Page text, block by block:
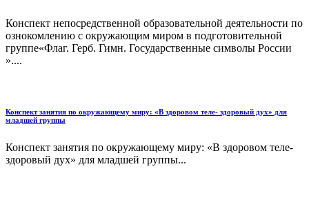
Конспект непосредственной образовательной деятельности по
ознокомлению с окружающим миром в подготовительной
группе«Флаг. Герб. Гимн. Государственные символы России
»....
Конспект занятия по окружающему миру: «В здоровом теле- здоровый дух» для
младшей группы
Конспект занятия по окружающему миру: «В здоровом теле-
здоровый дух» для младшей группы...